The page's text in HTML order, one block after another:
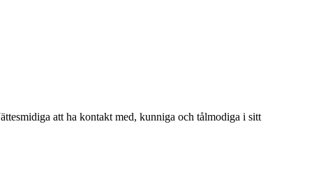
att ha kontakt med, kunniga och tålmodiga i sitt